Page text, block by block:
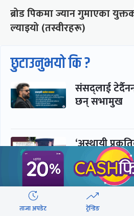
ब्रोड पिकमा ज्यान गुमाएका
ल्याइयो (तस्वीरहरू)
छुटाउनुभयो कि ?
संसद्लाई टेर्दैनन्
छन् सभामुख
‘अस्थायी
व्यवस्था
सरकार-प्रसाईं
पक्राउ, तुरुन्तै
ताजा अपडेट ट्रेन्डिङ